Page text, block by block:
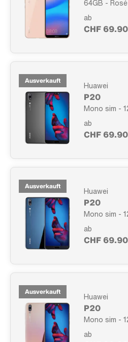
64GB - Rosé
ab
CHF 69.90
Ausverkauft Huawei
P20
Mono sim -
ab
CHF 69.90
Ausverkauft Huawei
P20
Mono sim -
ab
CHF 69.90
Ausverkauft Huawei
P20
Mono sim -
ab